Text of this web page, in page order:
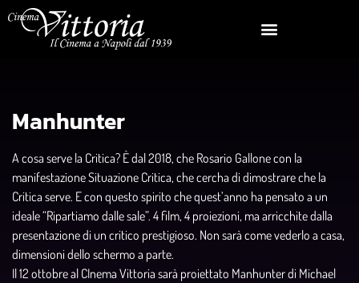
Manhunter
A cosa serve la Critica? È dal 2018, che Rosario Gallone con la
manifestazione Situazione Critica, che cercha di dimostrare che la
Critica serve. E con questo spirito che quest’anno ha pensato a un
ideale “Ripartiamo dalle sale”. 4 film, 4 proiezioni, ma arricchite dalla
presentazione di un critico prestigioso. Non sarà come vederlo a casa,
dimensioni dello schermo a parte.
Il 12 ottobre al CInema Vittoria sarà proiettato Manhunter di Michael